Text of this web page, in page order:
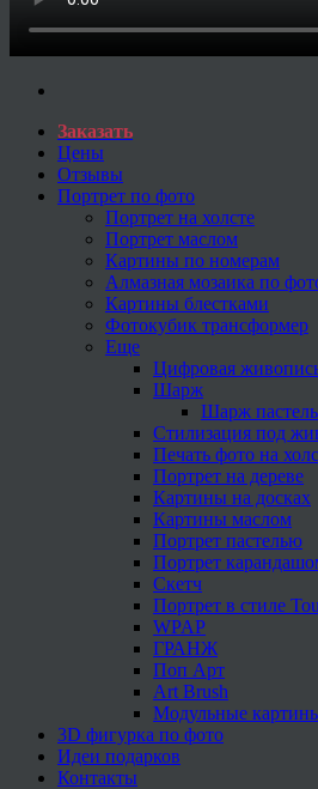
Заказать
Цены
Отзывы
Портрет по фото
Портрет на холсте
Портрет маслом
Картины по номерам
Алмазная мозаика по
Картины блестками
Фотокубик трансформер
Еще
Цифровая
Шарж
Шарж
Стилизация под
Печать фото на
Портрет на дереве
Картины на досках
Картины маслом
Портрет пастелью
Портрет
Скетч
Портрет в стиле
WPAP
ГРАНЖ
Поп Арт
Art Brush
Модульные
3D фигурка по фото
Идеи подарков
Контакты